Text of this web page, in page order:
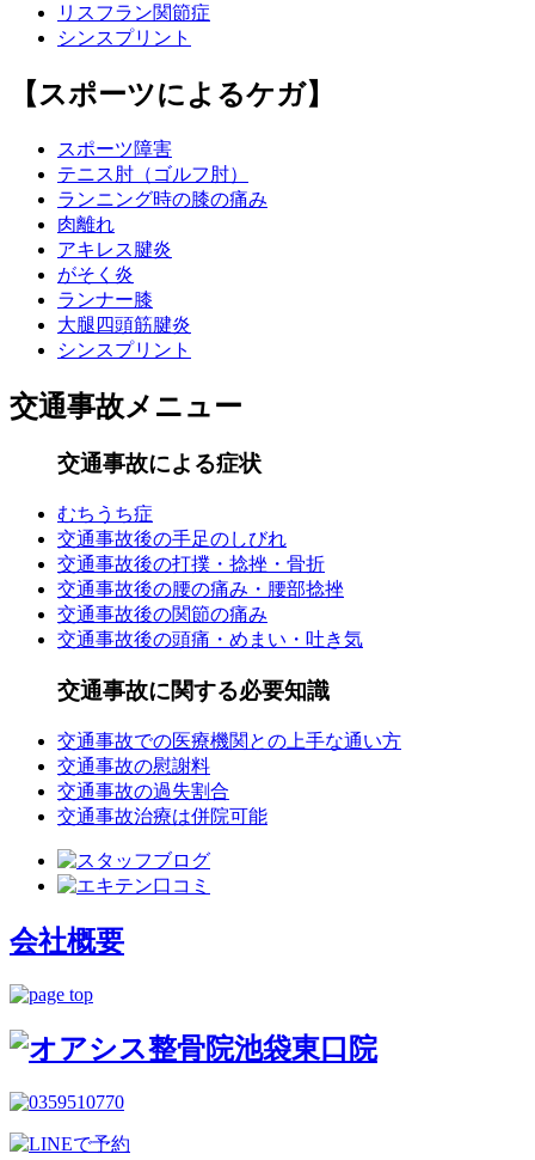
リスフラン関節症
シンスプリント
【スポーツによるケガ】
スポーツ障害
テニス肘（ゴルフ肘）
ランニング時の膝の痛み
肉離れ
アキレス腱炎
がそく炎
ランナー膝
大腿四頭筋腱炎
シンスプリント
交通事故メニュー
交通事故による症状
むちうち症
交通事故後の手足のしびれ
交通事故後の打撲・捻挫・骨折
交通事故後の腰の痛み・腰部捻挫
交通事故後の関節の痛み
交通事故後の頭痛・めまい・吐き気
交通事故に関する必要知識
交通事故での医療機関との上手な通い方
交通事故の慰謝料
交通事故の過失割合
交通事故治療は併院可能
会社概要